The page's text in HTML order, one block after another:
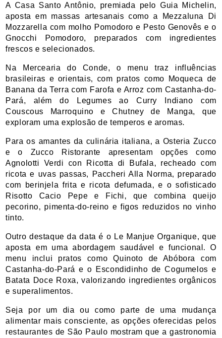
A Casa Santo Antônio, premiada pelo Guia Michelin,
aposta em massas artesanais como a Mezzaluna Di
Mozzarella com molho Pomodoro e Pesto Genovês e o
Gnocchi Pomodoro, preparados com ingredientes
frescos e selecionados.
Na Mercearia do Conde, o menu traz influências
brasileiras e orientais, com pratos como Moqueca de
Banana da Terra com Farofa e Arroz com Castanha-do-
Pará, além do Legumes ao Curry Indiano com
Couscous Marroquino e Chutney de Manga, que
exploram uma explosão de temperos e aromas.
Para os amantes da culinária italiana, a Osteria Zucco
e o Zucco Ristorante apresentam opções como
Agnolotti Verdi con Ricotta di Bufala, recheado com
ricota e uvas passas, Paccheri Alla Norma, preparado
com berinjela frita e ricota defumada, e o sofisticado
Risotto Cacio Pepe e Fichi, que combina queijo
pecorino, pimenta-do-reino e figos reduzidos no vinho
tinto.
Outro destaque da data é o Le Manjue Organique, que
aposta em uma abordagem saudável e funcional. O
menu inclui pratos como Quinoto de Abóbora com
Castanha-do-Pará e o Escondidinho de Cogumelos e
Batata Doce Roxa, valorizando ingredientes orgânicos
e superalimentos.
Seja por um dia ou como parte de uma mudança
alimentar mais consciente, as opções oferecidas pelos
restaurantes de São Paulo mostram que a gastronomia